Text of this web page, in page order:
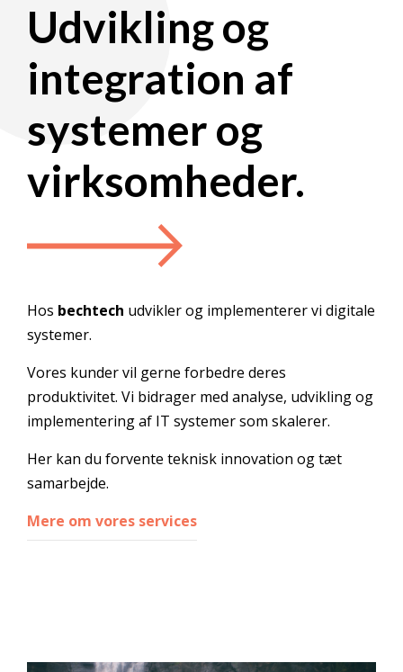
Udvikling og
integration af
systemer og
virksomheder.
Hos bechtech udvikler og implementerer vi digitale
systemer.
Vores kunder vil gerne forbedre deres
produktivitet. Vi bidrager med analyse, udvikling og
implementering af IT systemer som skalerer.
Her kan du forvente teknisk innovation og tæt
samarbejde.
Mere om vores services